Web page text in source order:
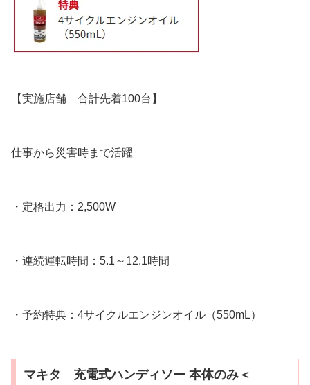
【実施店舗 合計先着100台】
仕事から災害時まで活躍
・定格出力：2,500W
・連続運転時間：5.1～12.1時間
・予約特典：4サイクルエンジンオイル（550mL）
マキタ 充電式ハンディソー 本体のみ＜